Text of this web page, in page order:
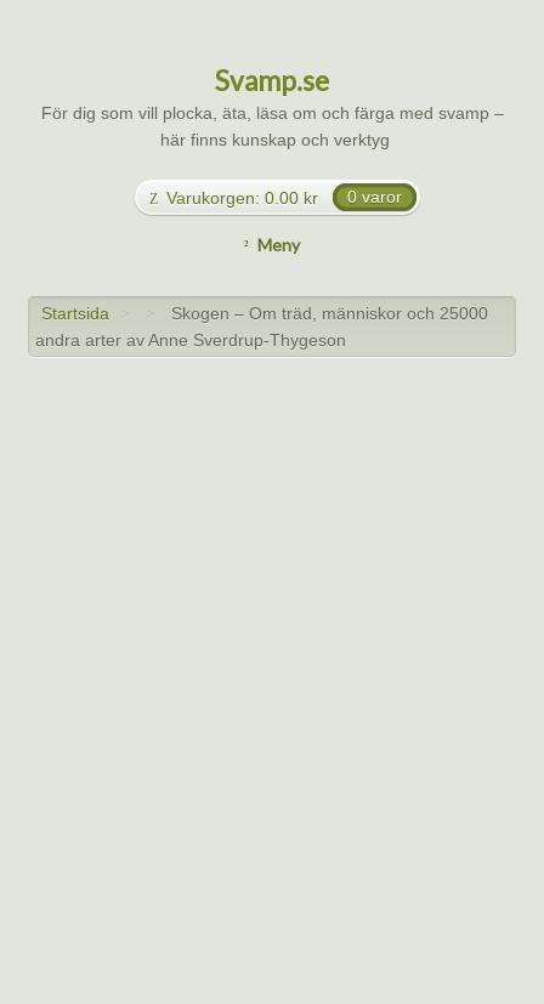
Svamp.se
För dig som vill plocka, äta, läsa om och färga med svamp –
här finns kunskap och verktyg
Varukorgen: 0.00 kr 0 varor
Meny
Startsida > >
Skogen – Om träd, människor och 25000
andra arter av Anne Sverdrup-Thygeson